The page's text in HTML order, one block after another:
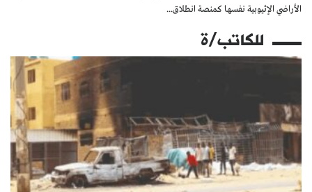
الأراضي الإثيوبية نفسها كمنصة انطلاق...
للكاتب/ة